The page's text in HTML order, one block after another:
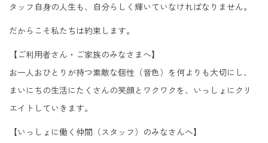
タッフ自身の人生も、自分らしく輝いていなければなりません。
だからこそ私たちは約束します。
【ご利用者さん・ご家族のみなさまへ】
お一人おひとりが持つ素敵な個性（音色）を何よりも大切にし、
まいにちの生活にたくさんの笑顔とワクワクを、いっしょにクリ
エイトしていきます。
【いっしょに働く仲間（スタッフ）のみなさんへ】